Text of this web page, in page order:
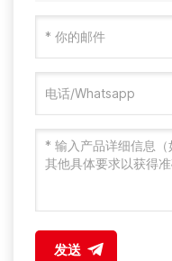
发送